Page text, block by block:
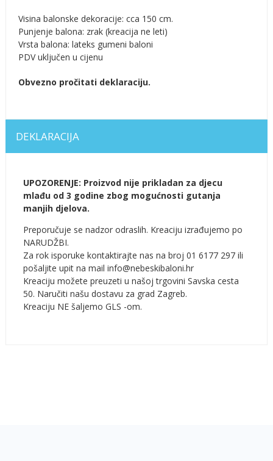
Visina balonske dekoracije: cca 150 cm.
Punjenje balona: zrak (kreacija ne leti)
Vrsta balona: lateks gumeni baloni
PDV uključen u cijenu
Obvezno pročitati deklaraciju.
DEKLARACIJA
UPOZORENJE: Proizvod nije prikladan za djecu
mlađu od 3 godine zbog mogućnosti gutanja
manjih djelova.
Preporučuje se nadzor odraslih. Kreaciju izrađujemo po
NARUDŽBI.
Za rok isporuke kontaktirajte nas na broj 01 6177 297 ili
pošaljite upit na mail info@nebeskibaloni.hr
Kreaciju možete preuzeti u našoj trgovini Savska cesta
50. Naručiti našu dostavu za grad Zagreb.
Kreaciju NE šaljemo GLS -om.